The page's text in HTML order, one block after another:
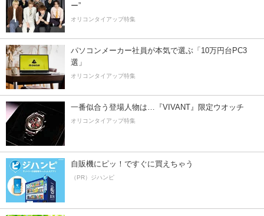
ー”
オリコンタイアップ特集
パソコンメーカー社員が本気で選ぶ「10万円台PC3
選」
オリコンタイアップ特集
一番似合う登場人物は…『VIVANT』限定ウオッチ
オリコンタイアップ特集
自販機にピッ！ですぐに買えちゃう
（PR）ジハンピ